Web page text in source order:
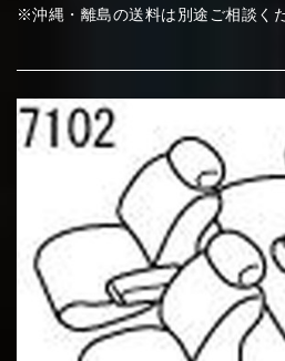
④Brown ⑤Dark
①Beige
④Brown ⑤Dark
ください
①Beige
刺繍は下記21種類からご選択くだ
①Black ②Gray
ください
刺繍は下記21種類からご選択く
①Black ②Gray
※沖縄・離島の送料は別途ご相談く